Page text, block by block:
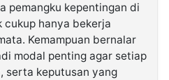
pemangku kepentingan di
hanya bekerja
Kemampuan bernalar
modal penting agar setiap
serta keputusan yang